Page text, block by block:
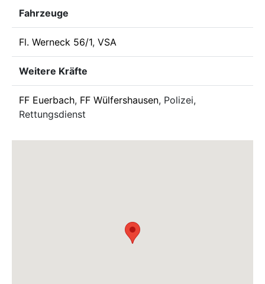
Fahrzeuge
Fl. Werneck 56/1, VSA
Weitere Kräfte
FF Euerbach, FF Wülfershausen, Polizei,
Rettungsdienst